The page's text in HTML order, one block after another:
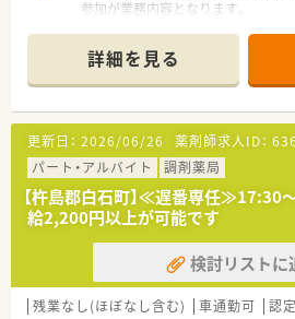
参加が業務内容となります。
■残業時間は月0～2時間と少なめで
ート重視の方にもオススメです。
■中小病院ですが、幅広い診療科目
積むことが可能です。
■平均年齢は35歳と若手薬剤師も多
■院外処方の病院です。
≪こんな病院です≫
■昭和34年設立の地域に根差した病
■4歳まで預けることのできる託児所
子様がいる方も働きやすい環境です
■職員の健康管理充実の為、採用時
肝炎、風疹、結核等の抗体検査を無
■有給消化率は100%！育児休暇取
詳細を見る
更新日： 2026/06/26 薬剤師求人ID：
パート・アルバイト
調剤薬局
【杵島郡白石町】≪遅番専任≫17:30
給2,200円以上が可能です
検討リストに
残業なし(ほぼなし含む) 車通勤可 認